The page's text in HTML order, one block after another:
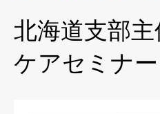
北海道支部
ケアセミナー